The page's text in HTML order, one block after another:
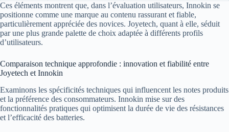
Ces éléments montrent que, dans l’évaluation utilisateurs, Innokin se
positionne comme une marque au contenu rassurant et fiable,
particulièrement appréciée des novices. Joyetech, quant à elle, séduit
par une plus grande palette de choix adaptée à différents profils
d’utilisateurs.
Comparaison technique approfondie : innovation et fiabilité entre
Joyetech et Innokin
Examinons les spécificités techniques qui influencent les notes produits
et la préférence des consommateurs. Innokin mise sur des
fonctionnalités pratiques qui optimisent la durée de vie des résistances
et l’efficacité des batteries.